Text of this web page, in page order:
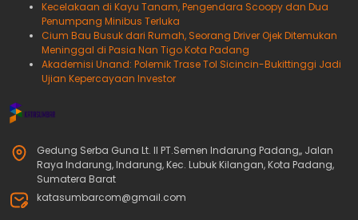
Kecelakaan di Kayu Tanam, Pengendara Scoopy dan Dua
Penumpang Minibus Terluka
Cium Bau Busuk dari Rumah, Seorang Driver Ojek Ditemukan
Meninggal di Pasia Nan Tigo Kota Padang
Akademisi Unand: Polemik Trase Tol Sicincin-Bukittinggi Jadi
Ujian Kepercayaan Investor
Gedung Serba Guna Lt. II PT.Semen Indarung Padang,, Jalan
Raya Indarung, Indarung, Kec. Lubuk Kilangan, Kota Padang,
Sumatera Barat
katasumbarcom@gmail.com